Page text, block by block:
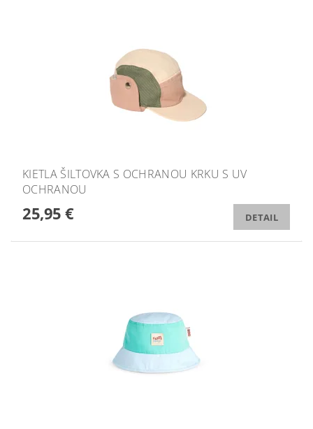
KIETLA ŠILTOVKA S OCHRANOU KRKU S UV
OCHRANOU
25,95 € DETAIL